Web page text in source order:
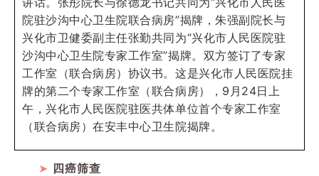
院驻沙沟中心卫生院联合病房”揭牌，朱强副院长与
兴化市卫健委副主任张勤共同为“兴化市人民医院驻
沙沟中心卫生院专家工作室”揭牌。双方签订了专家
工作室（联合病房）协议书。这是兴化市人民医院挂
牌的第二个专家工作室（联合病房），9月24日上
午，兴化市人民医院驻医共体单位首个专家工作室
（联合病房）在安丰中心卫生院揭牌。
➤ 四癌筛查